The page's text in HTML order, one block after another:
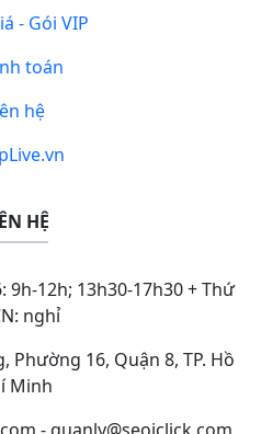
- Gói VIP
toán
hệ
HỆ
9h-12h; 13h30-17h30 + Thứ
nghỉ
Phường 16, Quận 8, TP. Hồ
Minh
- quanly@seoiclick.com